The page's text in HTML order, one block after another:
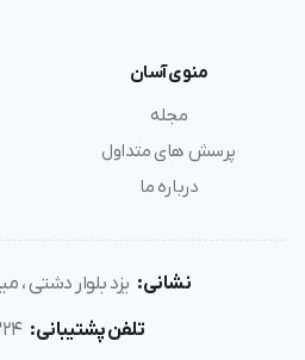
منوی آسان
مجله
پرسش های متداول
درباره ما
نشانی: یزد بلوار دشتی ،
تلفن پشتیبانی: